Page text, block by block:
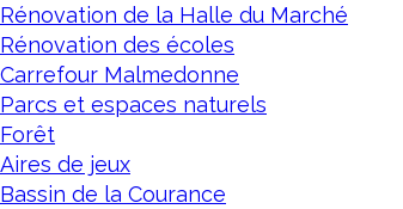
Rénovation de la Halle du Marché
Rénovation des écoles
Carrefour Malmedonne
Parcs et espaces naturels
Forêt
Aires de jeux
Bassin de la Courance